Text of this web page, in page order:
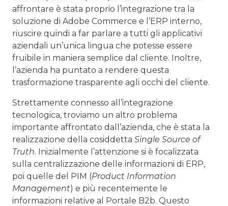
affrontare è stata proprio l’integrazione tra la
soluzione di Adobe Commerce e l’ERP interno,
riuscire quindi a far parlare a tutti gli applicativi
aziendali un’unica lingua che potesse essere
fruibile in maniera semplice dal cliente. Inoltre,
l’azienda ha puntato a rendere questa
trasformazione trasparente agli occhi del cliente.
Strettamente connesso all’integrazione
tecnologica, troviamo un altro problema
importante affrontato dall’azienda, che è stata la
realizzazione della cosiddetta Single Source of
Truth. Inizialmente l’attenzione si è focalizzata
sulla centralizzazione delle informazioni di ERP,
poi quelle del PIM (Product Information
Management) e più recentemente le
informazioni relative al Portale B2b. Questo